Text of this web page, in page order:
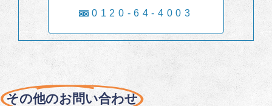
0120-64-4003
その他のお問い合わせ